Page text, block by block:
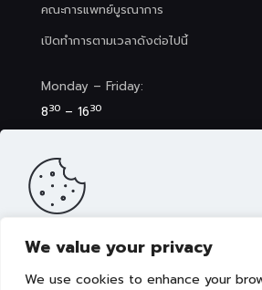
We value your privacy
We use cookies to enhance your
คณะการแพทย์บูรณาการ
เปิดทำการตามเวลาดังต่อไปนี้
Monday – Friday:
830 – 1630
8 30– 17
เว็บไซต์นี้มีการจัดเก็บคุกกี้เพื่อมอบประสบการณ์
ขาย เลือกเนื้อหาที่เหมาะสมให้กับคุณอย่างเป็นส่